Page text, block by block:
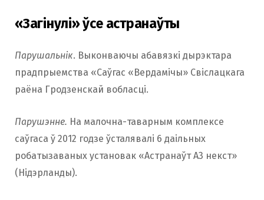
«Загінулі» ўсе астранаўты
Парушальнік. Выконваючы абавязкі дырэктара
прадпрыемства «Саўгас «Вердамічы» Свіслацкага
раёна Гродзенскай вобласці.
Парушэнне. На малочна-таварным комплексе
саўгаса ў 2012 годзе ўсталявалі 6 даільных
робатызаваных установак «Астранаўт А3 некст»
(Нідэрланды).